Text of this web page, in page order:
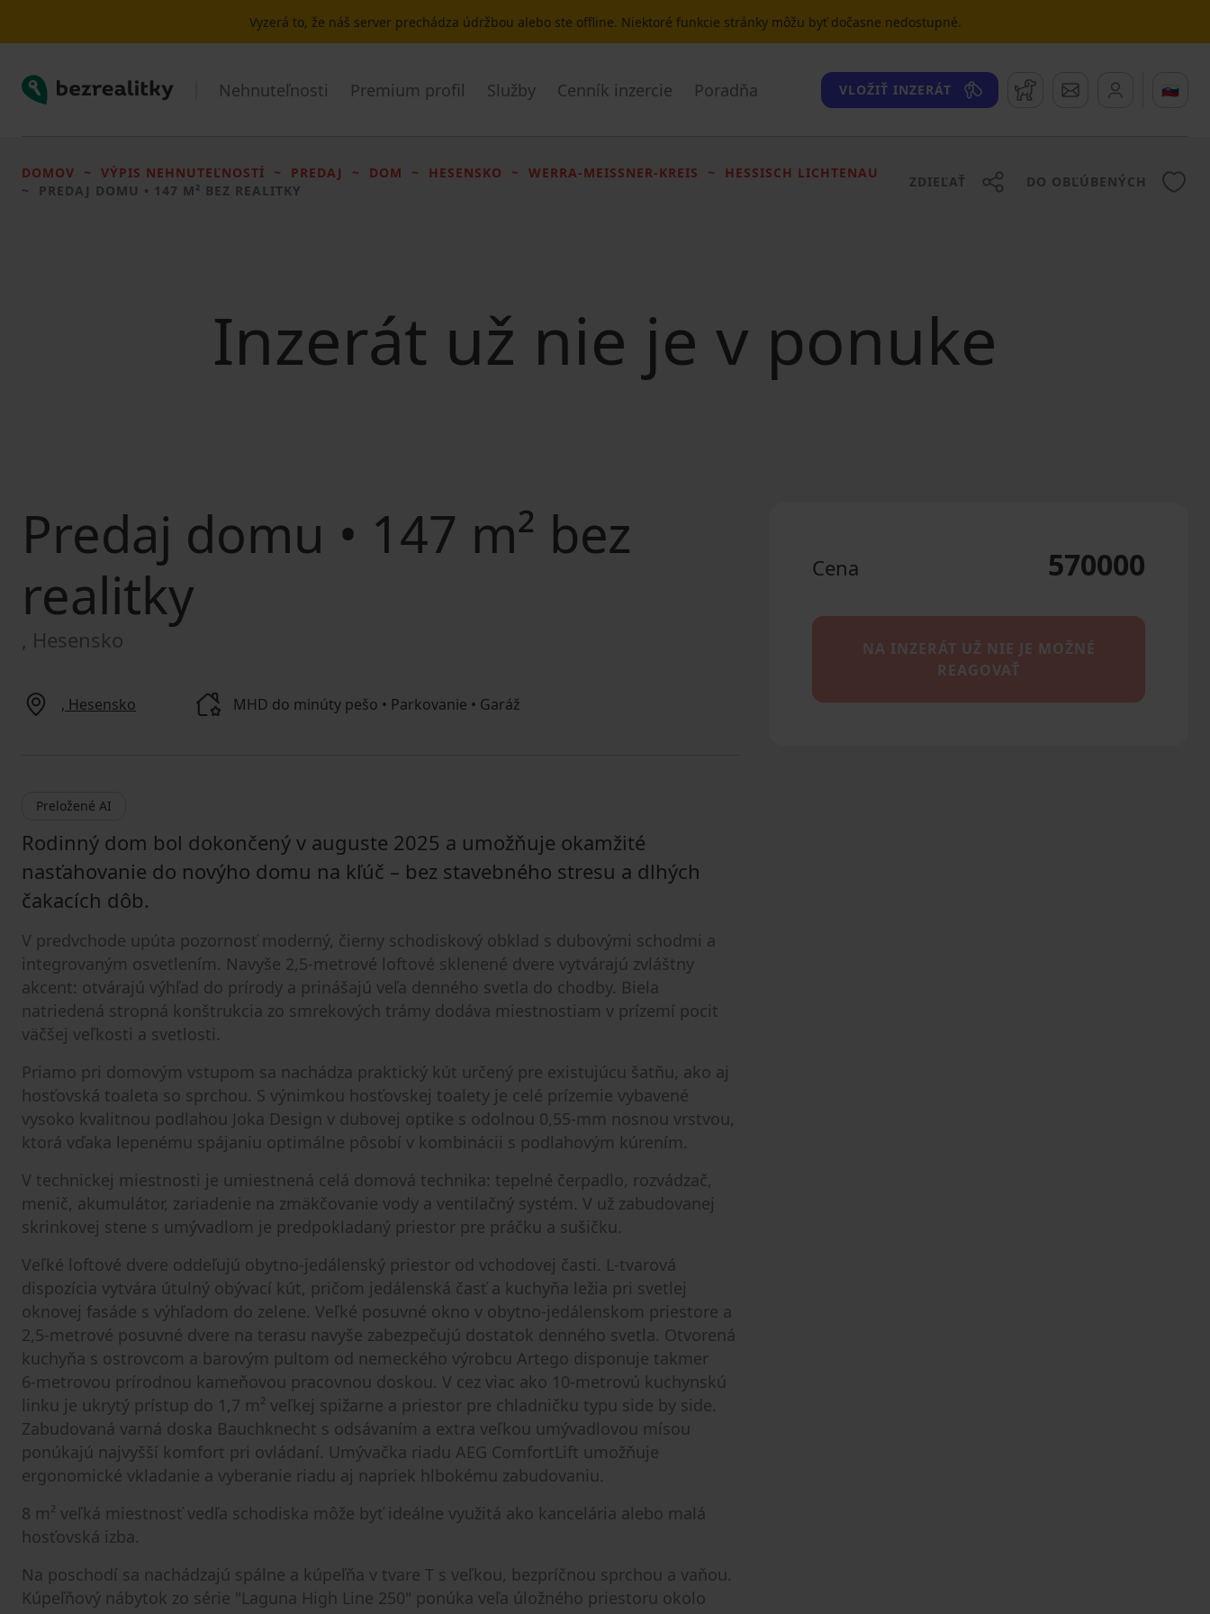
Vyzerá to, že náš server prechádza údržbou alebo ste offline. Niektoré funkcie stránky môžu byť dočasne nedostupné.
Bezrealitky Nehnuteľnosti Premium profil Služby Cenník inzercie Poradňa VLOŽIŤ INZERÁT Strážny pesSprávy 🇸🇰
DOMOV VÝPIS NEHNUTEĽNOSTÍ PREDAJ DOM HESENSKO WERRA-MEISSNER-KREIS
HESSISCH LICHTENAU
PREDAJ DOMU • 147 M² BEZ REALITKY
ZDIEĽAŤ DO OBĽÚBENÝCH
Inzerát už nie je v ponuke
Predaj domu • 147 m² bez
realitky
, Hesensko
, Hesensko MHD do minúty pešo • Parkovanie • Garáž
Preložené AI
Rodinný dom bol dokončený v auguste 2025 a umožňuje okamžité
nasťahovanie do novýho domu na kľúč – bez stavebného stresu a dlhých
čakacích dôb.
V predvchode upúta pozornosť moderný, čierny schodiskový obklad s dubovými schodmi a
integrovaným osvetlením. Navyše 2,5‑metrové loftové sklenené dvere vytvárajú zvláštny
akcent: otvárajú výhľad do prírody a prinášajú veľa denného svetla do chodby. Biela
natriedená stropná konštrukcia zo smrekových trámy dodáva miestnostiam v prízemí pocit
väčšej veľkosti a svetlosti.
Priamo pri domovým vstupom sa nachádza praktický kút určený pre existujúcu šatňu, ako aj
hosťovská toaleta so sprchou. S výnimkou hosťovskej toalety je celé prízemie vybavené
vysoko kvalitnou podlahou Joka Design v dubovej optike s odolnou 0,55‑mm nosnou vrstvou,
ktorá vďaka lepenému spájaniu optimálne pôsobí v kombinácii s podlahovým kúrením.
V technickej miestnosti je umiestnená celá domová technika: tepelné čerpadlo, rozvádzač,
menič, akumulátor, zariadenie na zmäkčovanie vody a ventilačný systém. V už zabudovanej
skrinkovej stene s umývadlom je predpokladaný priestor pre práčku a sušičku.
Veľké loftové dvere oddeľujú obytno‐jedálenský priestor od vchodovej časti. L‑tvarová
dispozícia vytvára útulný obývací kút, pričom jedálenská časť a kuchyňa ležia pri svetlej
oknovej fasáde s výhľadom do zelene. Veľké posuvné okno v obytno‐jedálenskom priestore a
2,5‑metrové posuvné dvere na terasu navyše zabezpečujú dostatok denného svetla. Otvorená
kuchyňa s ostrovcom a barovým pultom od nemeckého výrobcu Artego disponuje takmer
6‑metrovou prírodnou kameňovou pracovnou doskou. V cez viac ako 10‑metrovú kuchynskú
linku je ukrytý prístup do 1,7 m² veľkej spižarne a priestor pre chladničku typu side by side.
Zabudovaná varná doska Bauchknecht s odsávaním a extra veľkou umývadlovou mísou
ponúkajú najvyšší komfort pri ovládaní. Umývačka riadu AEG ComfortLift umožňuje
ergonomické vkladanie a vyberanie riadu aj napriek hlbokému zabudovaniu.
8 m² veľká miestnosť vedľa schodiska môže byť ideálne využitá ako kancelária alebo malá
hosťovská izba.
Na poschodí sa nachádzajú spálne a kúpeľňa v tvare T s veľkou, bezpríčnou sprchou a vaňou.
Kúpeľňový nábytok zo série "Laguna High Line 250" ponúka veľa úložného priestoru okolo
Cena 570000
NA INZERÁT UŽ NIE JE MOŽNÉ
REAGOVAŤ